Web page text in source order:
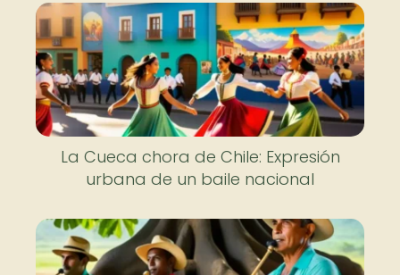
La Cueca chora de Chile: Expresión
urbana de un baile nacional